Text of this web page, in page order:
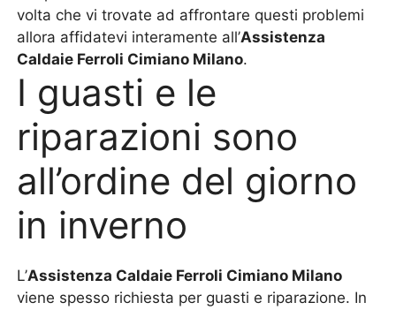
volta che vi trovate ad affrontare questi problemi
allora affidatevi interamente all’Assistenza
Caldaie Ferroli Cimiano Milano.
I guasti e le
riparazioni sono
all’ordine del giorno
in inverno
L’Assistenza Caldaie Ferroli Cimiano Milano
viene spesso richiesta per guasti e riparazione. In